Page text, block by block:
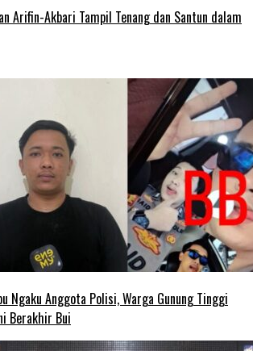
Arifin-Akbari Tampil Tenang dan Santun dalam
Ngaku Anggota Polisi, Warga Gunung Tinggi
Berakhir Bui